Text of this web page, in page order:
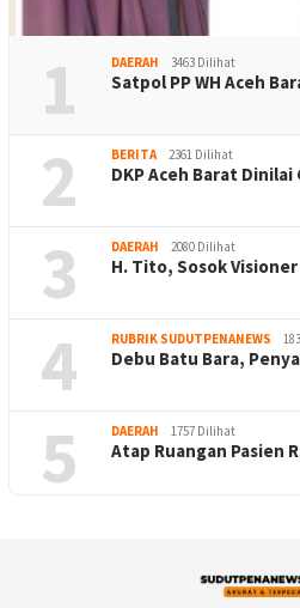
1 DAERAH 3463 Dilihat
Satpol PP WH Aceh
2 BERITA 2361 Dilihat
DKP Aceh Barat
3 DAERAH 2080 Dilihat
H. Tito, Sosok
4 RUBRIK SUDUTPENANEWS
Debu Batu Bara,
5 DAERAH 1757 Dilihat
Atap Ruangan Pasien